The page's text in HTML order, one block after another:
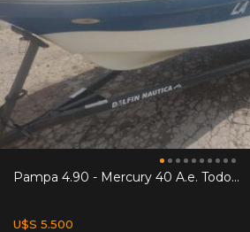
Pampa 4.90 - Mercury 40 A.e. Todo...
U$S 5.500